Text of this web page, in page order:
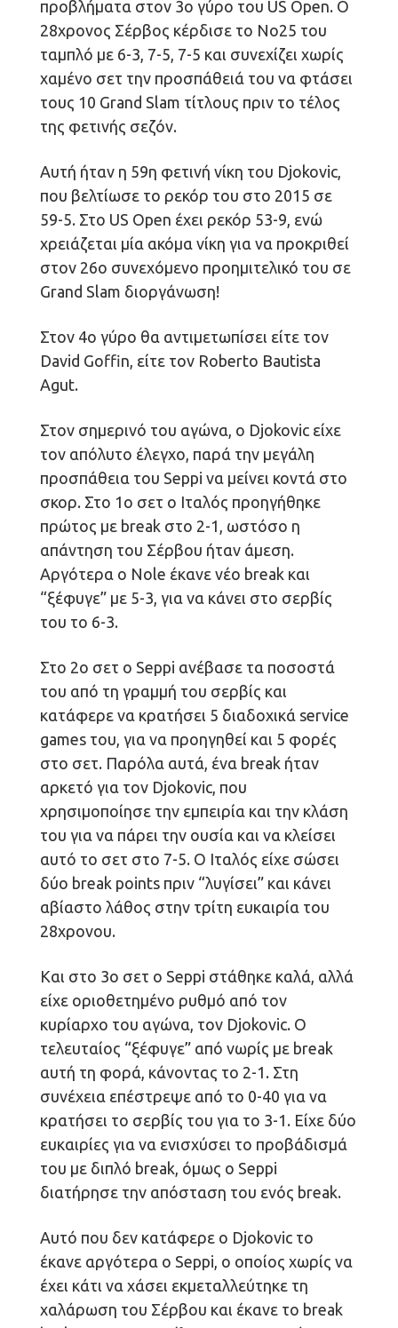
προβλήματα στον 3ο γύρο του US Open. Ο
28χρονος Σέρβος κέρδισε το Νο25 του
ταμπλό με 6-3, 7-5, 7-5 και συνεχίζει χωρίς
χαμένο σετ την προσπάθειά του να φτάσει
τους 10 Grand Slam τίτλους πριν το τέλος
της φετινής σεζόν.
Αυτή ήταν η 59η φετινή νίκη του Djokovic,
που βελτίωσε το ρεκόρ του στο 2015 σε
59-5. Στο US Open έχει ρεκόρ 53-9, ενώ
χρειάζεται μία ακόμα νίκη για να προκριθεί
στον 26ο συνεχόμενο προημιτελικό του σε
Grand Slam διοργάνωση!
Στον 4ο γύρο θα αντιμετωπίσει είτε τον
David Goffin, είτε τον Roberto Bautista
Agut.
Στον σημερινό του αγώνα, ο Djokovic είχε
τον απόλυτο έλεγχο, παρά την μεγάλη
προσπάθεια του Seppi να μείνει κοντά στο
σκορ. Στο 1ο σετ ο Ιταλός προηγήθηκε
πρώτος με break στο 2-1, ωστόσο η
απάντηση του Σέρβου ήταν άμεση.
Αργότερα ο Nole έκανε νέο break και
“ξέφυγε” με 5-3, για να κάνει στο σερβίς
του το 6-3.
Στο 2ο σετ ο Seppi ανέβασε τα ποσοστά
του από τη γραμμή του σερβίς και
κατάφερε να κρατήσει 5 διαδοχικά service
games του, για να προηγηθεί και 5 φορές
στο σετ. Παρόλα αυτά, ένα break ήταν
αρκετό για τον Djokovic, που
χρησιμοποίησε την εμπειρία και την κλάση
του για να πάρει την ουσία και να κλείσει
αυτό το σετ στο 7-5. Ο Ιταλός είχε σώσει
δύο break points πριν “λυγίσει” και κάνει
αβίαστο λάθος στην τρίτη ευκαιρία του
28χρονου.
Και στο 3ο σετ ο Seppi στάθηκε καλά, αλλά
είχε οριοθετημένο ρυθμό από τον
κυρίαρχο του αγώνα, τον Djokovic. Ο
τελευταίος “ξέφυγε” από νωρίς με break
αυτή τη φορά, κάνοντας το 2-1. Στη
συνέχεια επέστρεψε από το 0-40 για να
κρατήσει το σερβίς του για το 3-1. Είχε δύο
ευκαιρίες για να ενισχύσει το προβάδισμά
του με διπλό break, όμως ο Seppi
διατήρησε την απόσταση του ενός break.
Αυτό που δεν κατάφερε ο Djokovic το
έκανε αργότερα ο Seppi, ο οποίος χωρίς να
έχει κάτι να χάσει εκμεταλλεύτηκε τη
χαλάρωση του Σέρβου και έκανε το break